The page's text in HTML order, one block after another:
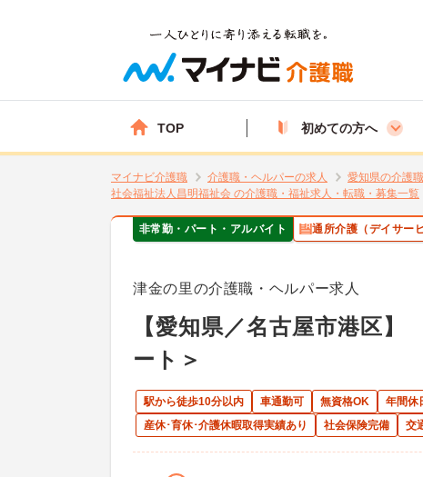
TOP 初めての方へ
マイナビ介護職 介護職・ヘルパーの求人 愛知県の介護
社会福祉法人昌明福祉会 の介護職・福祉求人・転職・募集一覧
非常勤・パート・アルバイト 通所介護（デイサービ
津金の里の介護職・ヘルパー求人
【愛知県／名古屋市港区
ート＞
駅から徒歩10分以内 車通勤可 無資格OK 年間休
産休･育休･介護休暇取得実績あり
社会保険完備 交